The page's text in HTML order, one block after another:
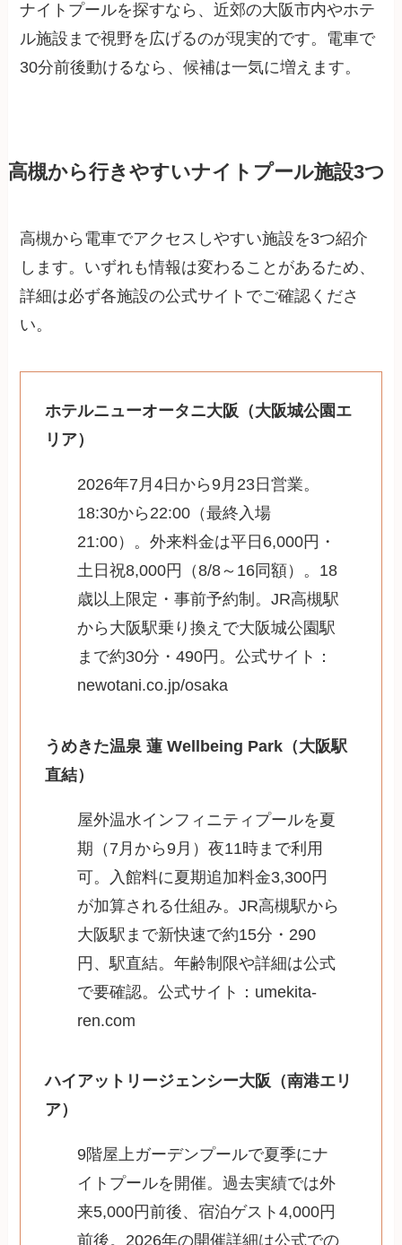
ナイトプールを探すなら、近郊の大阪市内やホテ
ル施設まで視野を広げるのが現実的です。電車で
30分前後動けるなら、候補は一気に増えます。
高槻から行きやすいナイトプール施設3つ
高槻から電車でアクセスしやすい施設を3つ紹介
します。いずれも情報は変わることがあるため、
詳細は必ず各施設の公式サイトでご確認くださ
い。
ホテルニューオータニ大阪（大阪城公園エ
リア）
2026年7月4日から9月23日営業。
18:30から22:00（最終入場
21:00）。外来料金は平日6,000円・
土日祝8,000円（8/8～16同額）。18
歳以上限定・事前予約制。JR高槻駅
から大阪駅乗り換えで大阪城公園駅
まで約30分・490円。公式サイト：
newotani.co.jp/osaka
うめきた温泉 蓮 Wellbeing Park（大阪駅
直結）
屋外温水インフィニティプールを夏
期（7月から9月）夜11時まで利用
可。入館料に夏期追加料金3,300円
が加算される仕組み。JR高槻駅から
大阪駅まで新快速で約15分・290
円、駅直結。年齢制限や詳細は公式
で要確認。公式サイト：umekita-
ren.com
ハイアットリージェンシー大阪（南港エリ
ア）
9階屋上ガーデンプールで夏季にナ
イトプールを開催。過去実績では外
来5,000円前後、宿泊ゲスト4,000円
前後。2026年の開催詳細は公式での